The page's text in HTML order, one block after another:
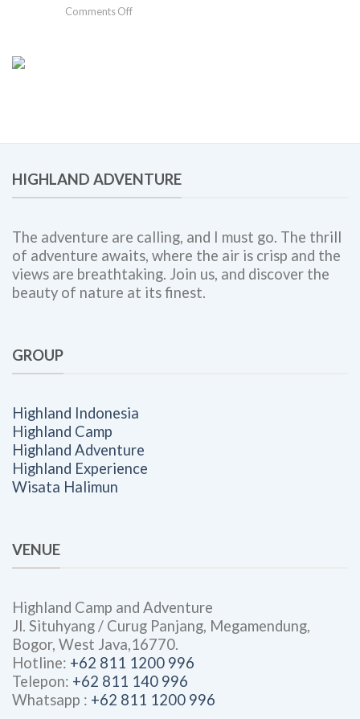
Solusi
Bersama
Adventure
Comments Offon
Tim,
dan
HIGHLAND ADVENTURE
The adventure are calling, and I must go. The thrill
of adventure awaits, where the air is crisp and the
views are breathtaking. Join us, and discover the
beauty of nature at its finest.
GROUP
Highland Indonesia
Highland Camp
Highland Adventure
Highland Experience
Wisata Halimun
VENUE
Highland Camp and Adventure
Jl. Situhyang / Curug Panjang, Megamendung,
Bogor, West Java,16770.
Hotline: +62 811 1200 996
Telepon: +62 811 140 996
Whatsapp : +62 811 1200 996